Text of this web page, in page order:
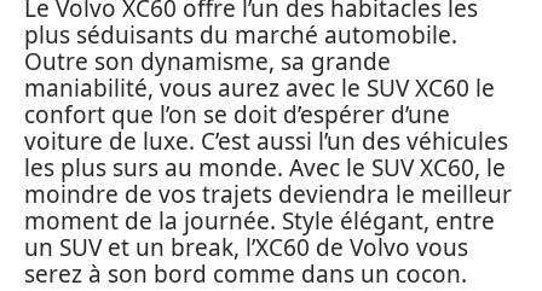
Le Volvo XC60 offre l’un des habitacles les
plus séduisants du marché automobile.
Outre son dynamisme, sa grande
maniabilité, vous aurez avec le SUV XC60 le
confort que l’on se doit d’espérer d’une
voiture de luxe. C’est aussi l’un des véhicules
les plus surs au monde. Avec le SUV XC60, le
moindre de vos trajets deviendra le meilleur
moment de la journée. Style élégant, entre
un SUV et un break, l’XC60 de Volvo vous
serez à son bord comme dans un cocon.